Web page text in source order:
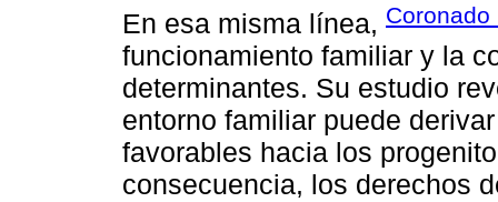
En esa misma línea, Coronado
funcionamiento familiar y la
determinantes. Su estudio
entorno familiar puede
favorables hacia los
consecuencia, los derechos